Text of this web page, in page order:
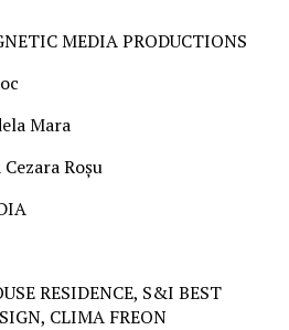
MEDIA PRODUCTIONS
Mara
Roșu
RESIDENCE, S&I BEST
CLIMA FREON